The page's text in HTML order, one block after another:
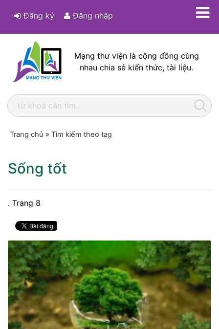
Đăng ký Đăng nhập
Mạng thư viện là cộng đồng cùng
nhau chia sẻ kiến thức, tài liệu.
Trang chủ » Tìm kiếm theo tag
Sống tốt
. Trang 8